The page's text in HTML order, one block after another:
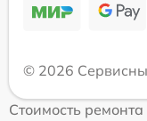
© 2026
Стоимость ремонта